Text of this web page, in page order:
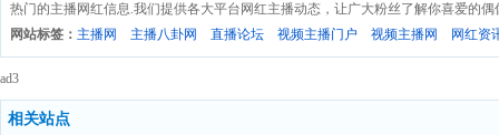
热门的主播网红信息.我们提供各大平台网红主播动态，让广大粉丝了解你喜爱的偶
网站标签： 主播网 主播八卦网 直播论坛 视频主播门户 视频主播网 网红资
ad3
相关站点